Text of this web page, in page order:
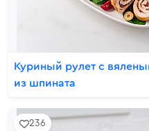
Куриный рулет с
из шпината
236